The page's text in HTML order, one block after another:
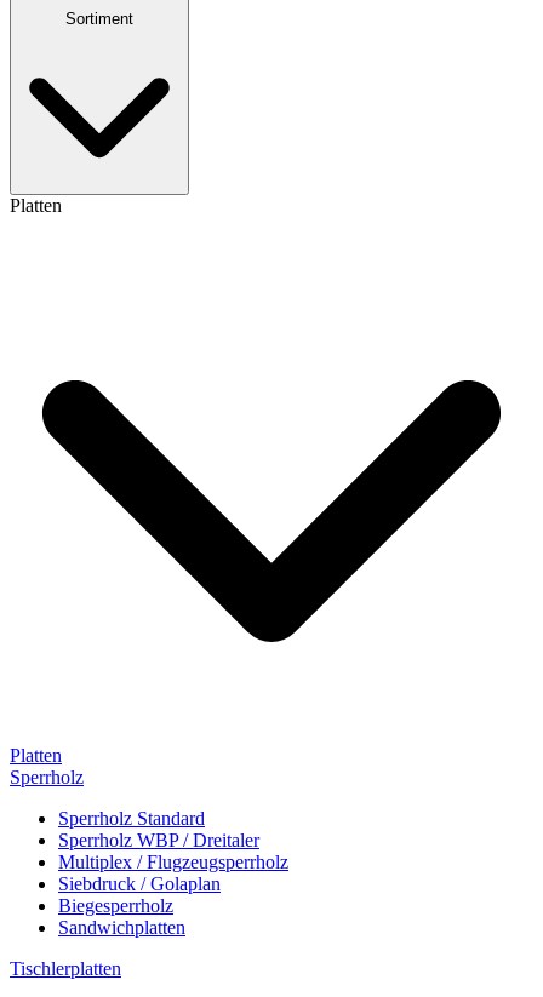
Sortiment
Platten
Platten
Sperrholz
Sperrholz Standard
Sperrholz WBP / Dreitaler
Multiplex / Flugzeugsperrholz
Siebdruck / Golaplan
Biegesperrholz
Sandwichplatten
Tischlerplatten